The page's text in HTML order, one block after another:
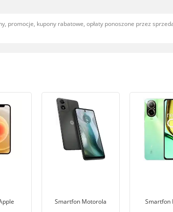
promocje, kupony rabatowe, opłaty ponoszone przez
Smartfon Motorola Smartfon